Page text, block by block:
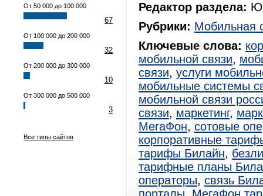
От 50 000 до 100 000
67
От 100 000 до 200 000
32
От 200 000 до 300 000
10
От 300 000 до 500 000
3
Все типы сайтов
Редактор раздела:
Рубрики: Мобильная
Ключевые слова:
мобильной связи,
связи, услуги
мобильные системы
мобильной связи
связи, маркетинг,
МегаФон, сотовые
корпоративные
тарифы Билайн,
тарифные планы
операторы, связь